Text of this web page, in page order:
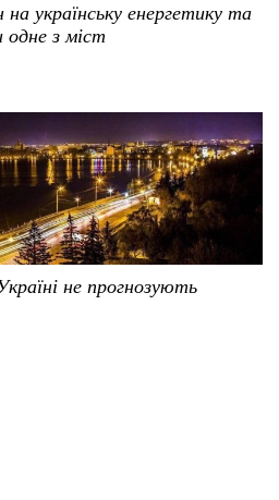
на українську енергетику та
з міст
не прогнозують